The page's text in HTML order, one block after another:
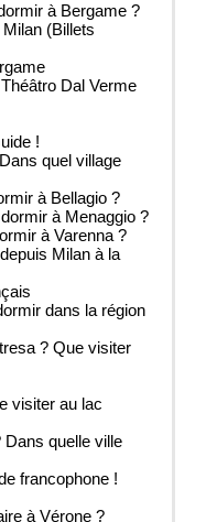
à Bergame ?
(Billets
Dal Verme
!
quel village
à Bellagio ?
à Menaggio ?
à Varenna ?
Milan à la
dans la région
? Que visiter
visiter au lac
quelle ville
francophone !
à Vérone ?